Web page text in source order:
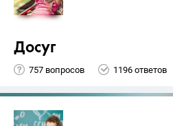
Досуг
757 вопросов 1196 ответов